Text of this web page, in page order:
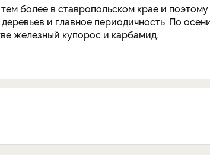
более в ставропольском крае и
и главное периодичность. По
железный купорос и карбамид.